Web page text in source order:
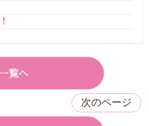
次のページ